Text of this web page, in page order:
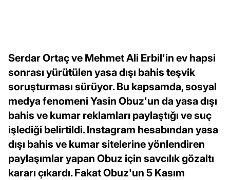
Serdar Ortaç ve Mehmet Ali Erbil'in ev hapsi
sonrası yürütülen yasa dışı bahis teşvik
soruşturması sürüyor. Bu kapsamda, sosyal
medya fenomeni Yasin Obuz'un da yasa dışı
bahis ve kumar reklamları paylaştığı ve suç
işlediği belirtildi. Instagram hesabından yasa
dışı bahis ve kumar sitelerine yönlendiren
paylaşımlar yapan Obuz için savcılık gözaltı
kararı çıkardı. Fakat Obuz'un 5 Kasım